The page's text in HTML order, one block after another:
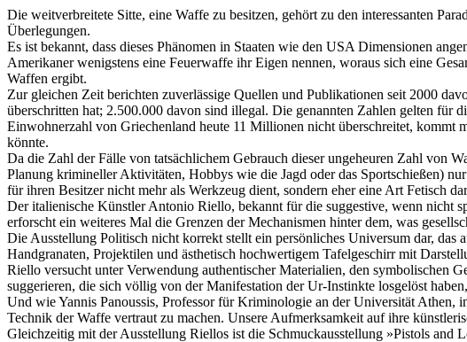
Die weitverbreitete Sitte, eine Waffe zu besitzen, gehört zu den interessanten
Überlegungen.
Es ist bekannt, dass dieses Phänomen in Staaten wie den USA Dimensionen
Amerikaner wenigstens eine Feuerwaffe ihr Eigen nennen, woraus sich eine
Waffen ergibt.
Zur gleichen Zeit berichten zuverlässige Quellen und Publikationen seit 2000
überschritten hat; 2.500.000 davon sind illegal. Die genannten Zahlen gelten für
Einwohnerzahl von Griechenland heute 11 Millionen nicht überschreitet, kommt
könnte.
Da die Zahl der Fälle von tatsächlichem Gebrauch dieser ungeheuren Zahl von
Planung krimineller Aktivitäten, Hobbys wie die Jagd oder das Sportschießen)
für ihren Besitzer nicht mehr als Werkzeug dient, sondern eher eine Art Fetisch
Der italienische Künstler Antonio Riello, bekannt für die suggestive, wenn nicht
erforscht ein weiteres Mal die Grenzen der Mechanismen hinter dem, was
Die Ausstellung Politisch nicht korrekt stellt ein persönliches Universum dar,
Handgranaten, Projektilen und ästhetisch hochwertigem Tafelgeschirr mit
Riello versucht unter Verwendung authentischer Materialien, den symbolischen
suggerieren, die sich völlig von der Manifestation der Ur-Instinkte losgelöst
Und wie Yannis Panoussis, Professor für Kriminologie an der Universität Athen,
Technik der Waffe vertraut zu machen. Unsere Aufmerksamkeit auf ihre
Gleichzeitig mit der Ausstellung Riellos ist die Schmuckausstellung »Pistols and